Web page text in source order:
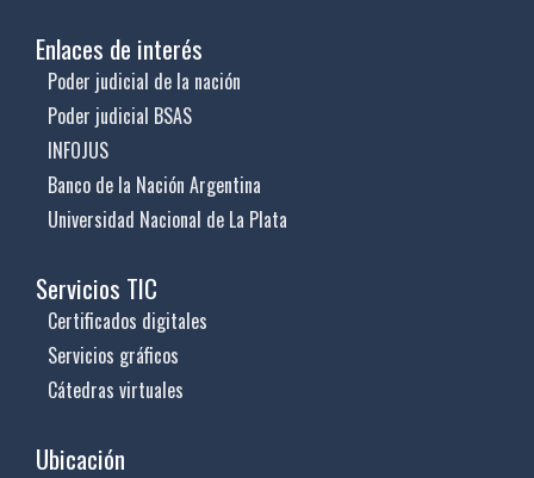
Enlaces de interés
Poder judicial de la nación
Poder judicial BSAS
INFOJUS
Banco de la Nación Argentina
Universidad Nacional de La Plata
Servicios TIC
Certificados digitales
Servicios gráficos
Cátedras virtuales
Ubicación